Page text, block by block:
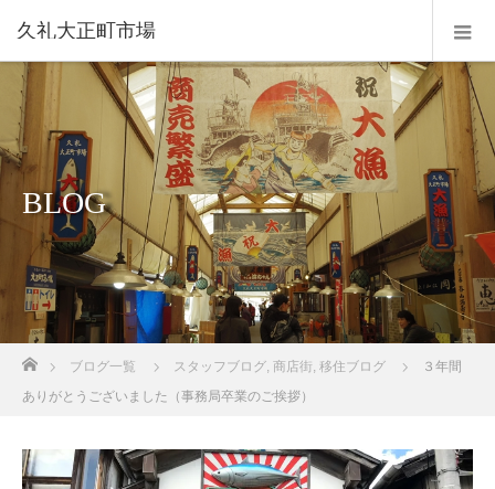
久礼大正町市場
BLOG
ブログ一覧 スタッフブログ, 商店街, 移住ブログ
３年間
ありがとうございました（事務局卒業のご挨拶）